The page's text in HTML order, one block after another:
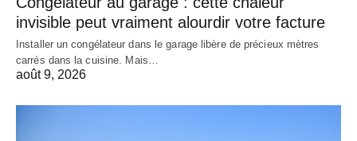
invisible peut vraiment alourdir votre facture
Installer un congélateur dans le garage libère de précieux mètres
carrés dans la cuisine. Mais…
août 9, 2026